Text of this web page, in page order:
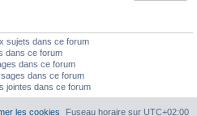
sujets dans ce forum
dans ce forum
dans ce forum
dans ce forum
jointes dans ce forum
Fuseau horaire sur UTC+02:00
les cookies